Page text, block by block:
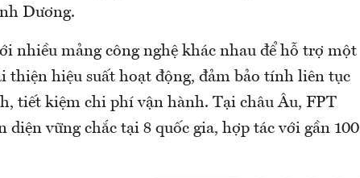
Dương.
nhiều mảng công nghệ khác nhau để hỗ trợ một
thiện hiệu suất hoạt động, đảm bảo tính liên tục
tiết kiệm chi phí vận hành. Tại châu Âu, FPT
diện vững chắc tại 8 quốc gia, hợp tác với gần 100